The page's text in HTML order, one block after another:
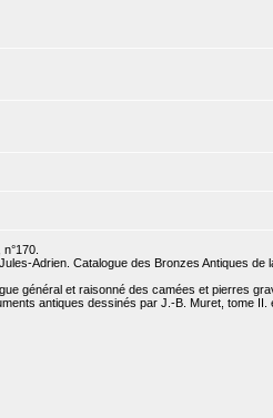
Adrien. Catalogue des Bronzes Antiques de
général et raisonné des camées et pierres
antiques dessinés par J.-B. Muret, tome II.